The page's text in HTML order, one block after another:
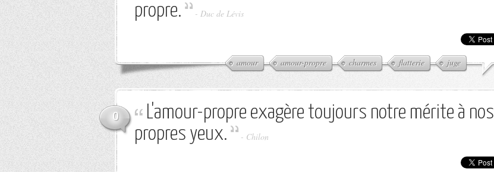
propre.
- Duc de Lévis
amour amour-propre charmes flatterie juge
0
L'amour-propre exagère toujours notre mérite à nos
propres yeux.
- Chilon